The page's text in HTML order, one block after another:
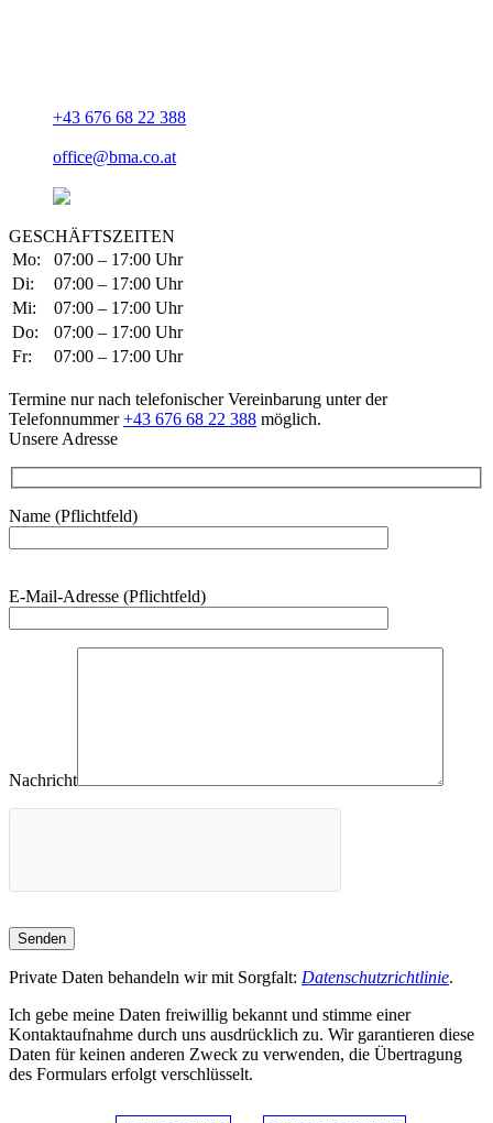
+43 676 68 22 388
office@bma.co.at
GESCHÄFTSZEITEN
Mo:
07:00 – 17:00 Uhr
Di:
07:00 – 17:00 Uhr
Mi:
07:00 – 17:00 Uhr
Do:
07:00 – 17:00 Uhr
Fr:
07:00 – 17:00 Uhr
Termine nur nach telefonischer Vereinbarung unter der
Telefonnummer+43 676 68 22 388 möglich.
Unsere Adresse
Name (Pflichtfeld)
lasse
E-Mail-Adresse (Pflichtfeld)
Nachricht
Private Daten behandeln wir mit Sorgfalt: Datenschutzrichtlinie.
Ich gebe meine Daten freiwillig bekannt und stimme einer
Kontaktaufnahme durch uns ausdrücklich zu. Wir garantieren diese
Daten für keinen anderen Zweck zu verwenden, die Übertragung
des Formulars erfolgt verschlüsselt.